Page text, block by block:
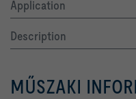
Application
Description
MŰSZAKI